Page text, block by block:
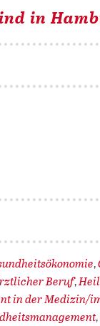
in
,
Beruf,
in der Medizin/
,